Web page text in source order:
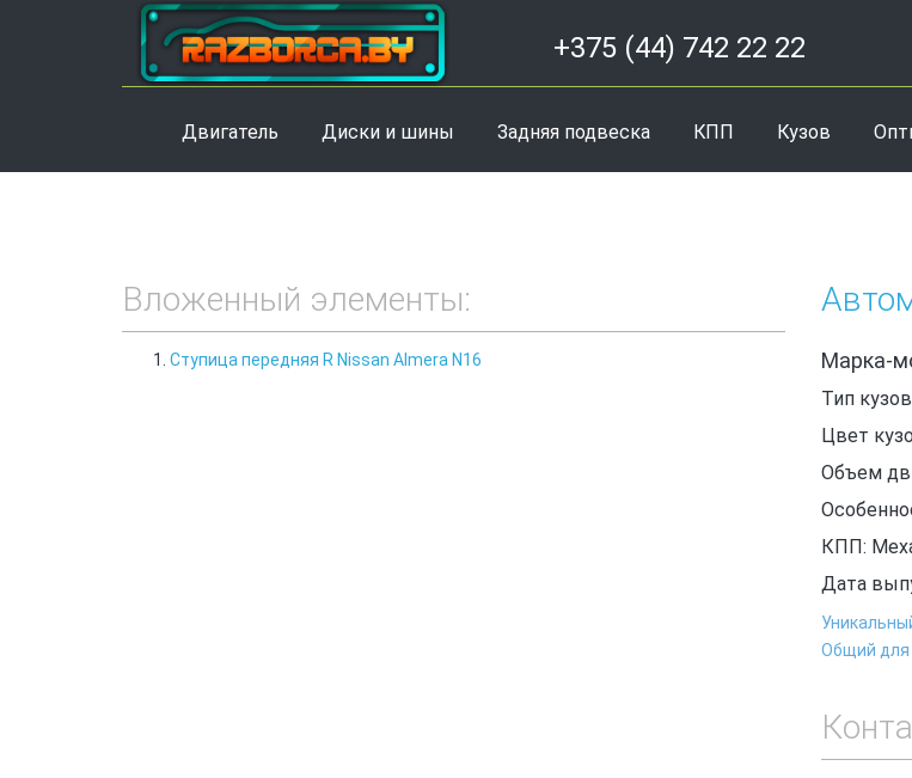
+375 (44) 742 22 22
Двигатель Диски и шины Задняя подвеска КПП Кузов
Вложенный элементы:
Ступица передняя R Nissan Almera N16 Марка-
Тип
Цвет
Объем
КПП:
Дата
Общий для